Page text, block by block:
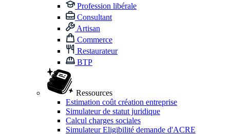
Profession libérale
Consultant
Artisan
Commerce
Restaurateur
BTP
Ressources
Estimation coût création entreprise
Simulateur de statut juridique
Calcul charges sociales
Simulateur Eligibilité demande d'ACRE